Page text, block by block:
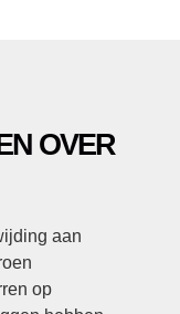
OVER
aan
op